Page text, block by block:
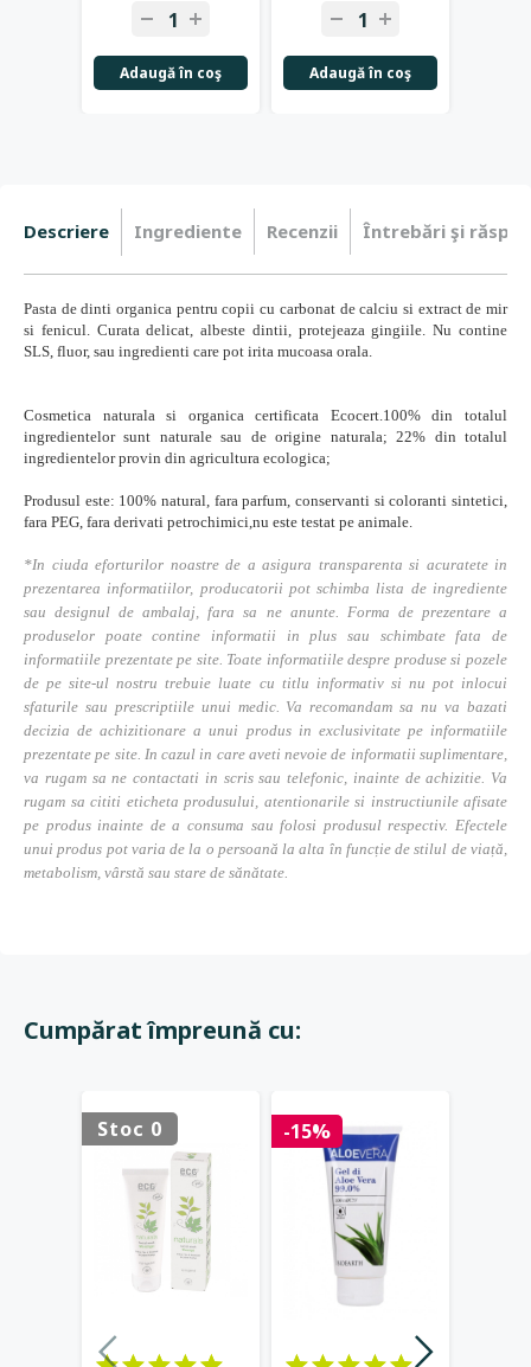
Adaugă în coş Adaugă în coş
+ +
Descriere Ingrediente Recenzii Întrebări şi
Pasta de dinti organica pentru copii cu carbonat de calciu si extract de mir
si fenicul. Curata delicat, albeste dintii, protejeaza gingiile. Nu contine
SLS, fluor, sau ingredienti care pot irita mucoasa orala.
Cosmetica naturala si organica certificata Ecocert.100% din totalul
ingredientelor sunt naturale sau de origine naturala; 22% din totalul
ingredientelor provin din agricultura ecologica;
Produsul este: 100% natural, fara parfum, conservanti si coloranti sintetici,
fara PEG, fara derivati petrochimici,nu este testat pe animale.
*In ciuda eforturilor noastre de a asigura transparenta si acuratete in
prezentarea informatiilor, producatorii pot schimba lista de ingrediente
sau designul de ambalaj, fara sa ne anunte. Forma de prezentare a
produselor poate contine informatii in plus sau schimbate fata de
informatiile prezentate pe site. Toate informatiile despre produse si pozele
de pe site-ul nostru trebuie luate cu titlu informativ si nu pot inlocui
sfaturile sau prescriptiile unui medic. Va recomandam sa nu va bazati
decizia de achizitionare a unui produs in exclusivitate pe informatiile
prezentate pe site. In cazul in care aveti nevoie de informatii suplimentare,
va rugam sa ne contactati in scris sau telefonic, inainte de achizitie. Va
rugam sa cititi eticheta produsului, atentionarile si instructiunile afisate
pe produs inainte de a consuma sau folosi produsul respectiv. Efectele
unui produs pot varia de la o persoană la alta în funcție de stilul de viață,
metabolism, vârstă sau stare de sănătate.
Cumpărat împreună cu:
Stoc 0 -15%